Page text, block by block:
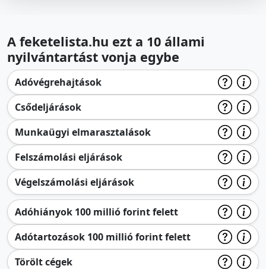
A feketelista.hu ezt a 10 állami
nyilvántartást vonja egybe
Adóvégrehajtások
Csődeljárások
Munkaügyi elmarasztalások
Felszámolási eljárások
Végelszámolási eljárások
Adóhiányok 100 millió forint felett
Adótartozások 100 millió forint felett
Törölt cégek